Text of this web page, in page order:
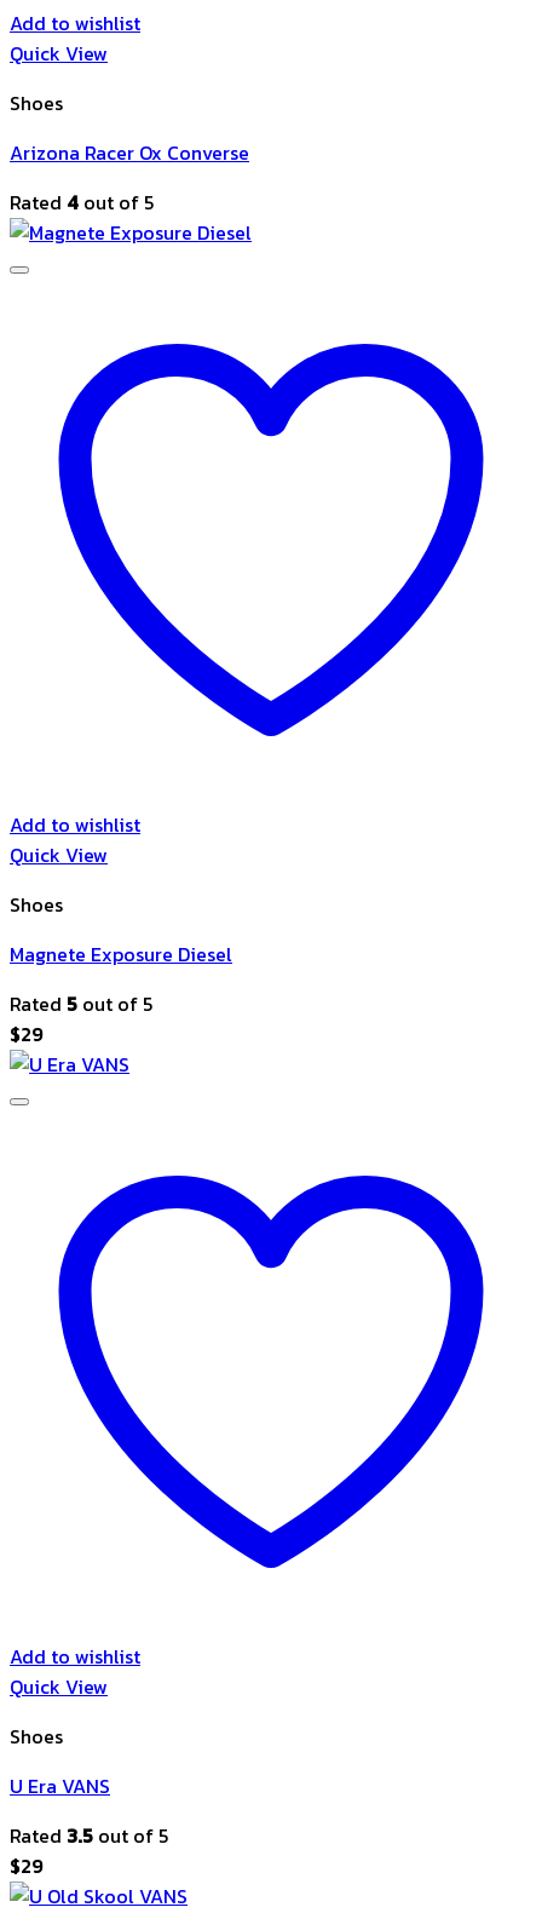
Add to wishlist
Quick View
Shoes
Arizona Racer Ox Converse
Rated 4 out of 5
Add to wishlist
Quick View
Shoes
Magnete Exposure Diesel
Rated 5 out of 5
$29
Add to wishlist
Quick View
Shoes
U Era VANS
Rated 3.5 out of 5
$29